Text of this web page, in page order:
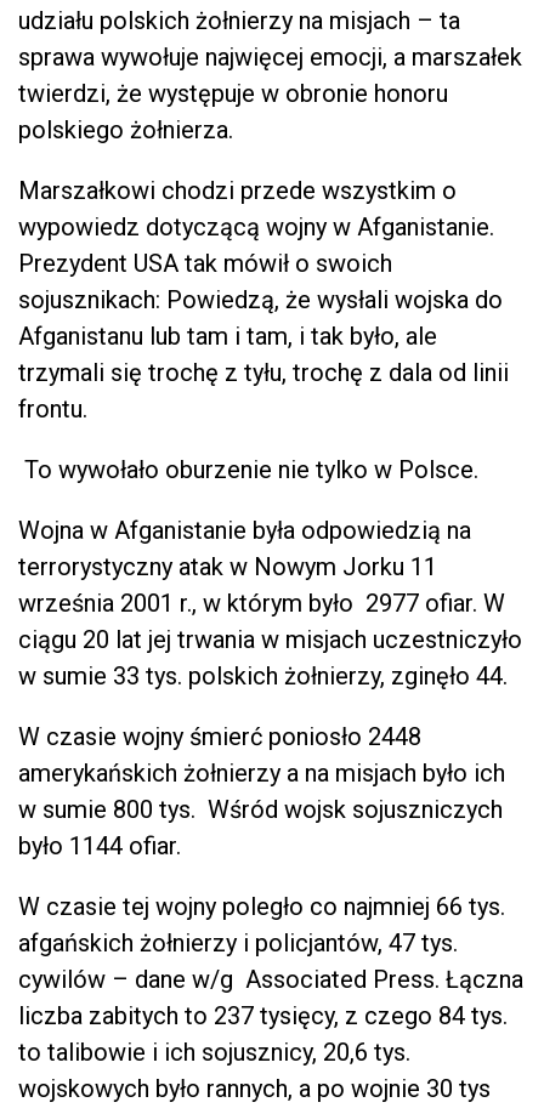
udziału polskich żołnierzy na misjach – ta
sprawa wywołuje najwięcej emocji, a marszałek
twierdzi, że występuje w obronie honoru
polskiego żołnierza.
Marszałkowi chodzi przede wszystkim o
wypowiedz dotyczącą wojny w Afganistanie.
Prezydent USA tak mówił o swoich
sojusznikach: Powiedzą, że wysłali wojska do
Afganistanu lub tam i tam, i tak było, ale
trzymali się trochę z tyłu, trochę z dala od linii
frontu.
To wywołało oburzenie nie tylko w Polsce.
Wojna w Afganistanie była odpowiedzią na
terrorystyczny atak w Nowym Jorku 11
września 2001 r., w którym było 2977 ofiar. W
ciągu 20 lat jej trwania w misjach uczestniczyło
w sumie 33 tys. polskich żołnierzy, zginęło 44.
W czasie wojny śmierć poniosło 2448
amerykańskich żołnierzy a na misjach było ich
w sumie 800 tys. Wśród wojsk sojuszniczych
było 1144 ofiar.
W czasie tej wojny poległo co najmniej 66 tys.
afgańskich żołnierzy i policjantów, 47 tys.
cywilów – dane w/g Associated Press. Łączna
liczba zabitych to 237 tysięcy, z czego 84 tys.
to talibowie i ich sojusznicy, 20,6 tys.
wojskowych było rannych, a po wojnie 30 tys